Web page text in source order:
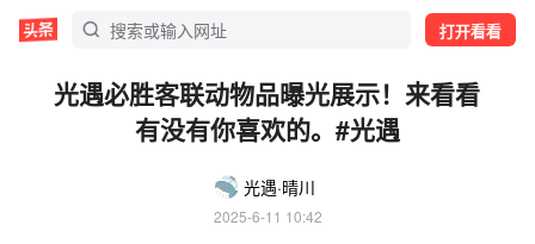
打开看看
光遇必胜客联动物品曝光展示！来看看
有没有你喜欢的。#光遇
光遇·晴川
2025-6-11 10:42